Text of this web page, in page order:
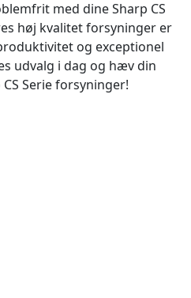
med dine Sharp CS
høj kvalitet forsyninger er
og exceptionel
udvalg i dag og hæv din
Serie forsyninger!